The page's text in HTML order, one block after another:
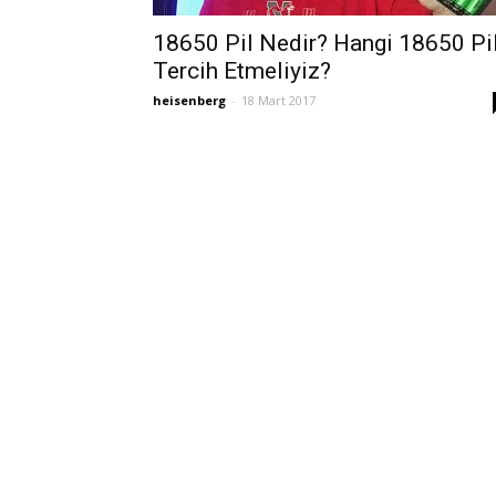
18650 Pil Nedir? Hangi 18650
Tercih Etmeliyiz?
heisenberg - 18 Mart 2017